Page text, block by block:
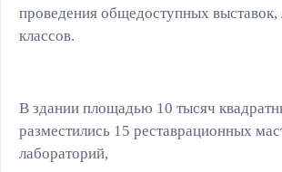
проведения общедоступных выставок,
классов.
В здании площадью 10 тысяч
разместились 15 реставрационных
лабораторий,